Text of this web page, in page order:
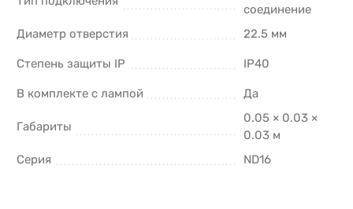
соединение
Диаметр отверстия
22.5 мм
Степень защиты IP IP40
В комплекте с лампой Да
Габариты
0.05 × 0.03 ×
0.03 м
Серия
ND16